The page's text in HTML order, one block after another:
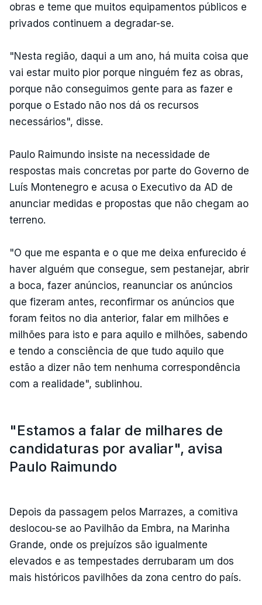
obras e teme que muitos equipamentos públicos e
privados continuem a degradar-se.
"Nesta região, daqui a um ano, há muita coisa que
vai estar muito pior porque ninguém fez as obras,
porque não conseguimos gente para as fazer e
porque o Estado não nos dá os recursos
necessários", disse.
Paulo Raimundo insiste na necessidade de
respostas mais concretas por parte do Governo de
Luís Montenegro e acusa o Executivo da AD de
anunciar medidas e propostas que não chegam ao
terreno.
"O que me espanta e o que me deixa enfurecido é
haver alguém que consegue, sem pestanejar, abrir
a boca, fazer anúncios, reanunciar os anúncios
que fizeram antes, reconfirmar os anúncios que
foram feitos no dia anterior, falar em milhões e
milhões para isto e para aquilo e milhões, sabendo
e tendo a consciência de que tudo aquilo que
estão a dizer não tem nenhuma correspondência
com a realidade", sublinhou.
"Estamos a falar de milhares de
candidaturas por avaliar", avisa
Paulo Raimundo
Depois da passagem pelos Marrazes, a comitiva
deslocou-se ao Pavilhão da Embra, na Marinha
Grande, onde os prejuízos são igualmente
elevados e as tempestades derrubaram um dos
mais históricos pavilhões da zona centro do país.